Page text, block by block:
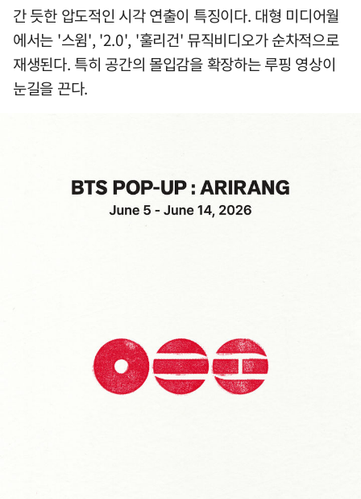
간 듯한 압도적인 시각 연출이 특징이다. 대형 미디어월
에서는 '스윔', '2.0', '훌리건' 뮤직비디오가 순차적으로
재생된다. 특히 공간의 몰입감을 확장하는 루핑 영상이
눈길을 끈다.